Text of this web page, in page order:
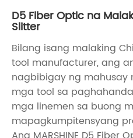
D5 Fiber Optic na
Slitter
Bilang isang malaking
tool manufacturer, ang
nagbibigay ng mahusay
mga tool sa
mga linemen sa buong
mapagkumpitensyang